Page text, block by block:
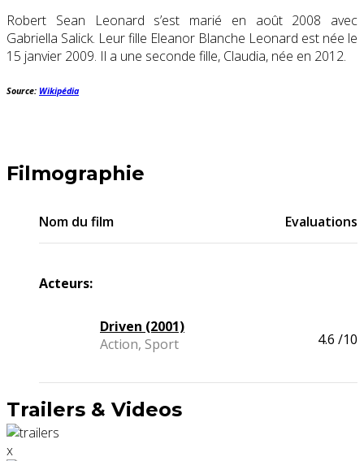
Robert Sean Leonard s’est marié en août 2008 avec
Gabriella Salick. Leur fille Eleanor Blanche Leonard est née le
15 janvier 2009. Il a une seconde fille, Claudia, née en 2012.
Source: Wikipédia
Filmographie
Nom du film Evaluations
Acteurs:
Driven (2001)
Action, Sport
4.6 /10
Trailers & Videos
x